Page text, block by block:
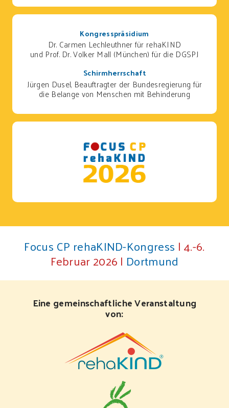
Kongresspräsidium
Dr. Carmen Lechleuthner für rehaKIND
und Prof. Dr. Volker Mall (München) für die DGSPJ
Schirmherrschaft
Jürgen Dusel, Beauftragter der Bundesregierung für
die Belange von Menschen mit Behinderung
Focus CP rehaKIND-Kongress | 4.-6.
Februar 2026 | Dortmund
Eine gemeinschaftliche Veranstaltung
von: